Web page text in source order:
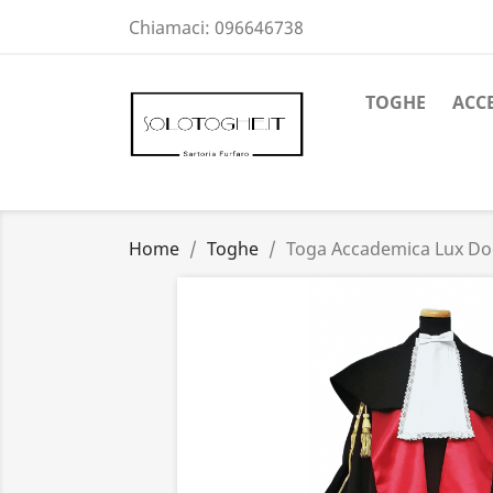
Chiamaci: 096646738
TOGHE
Home Toghe Toga Accademica Lux